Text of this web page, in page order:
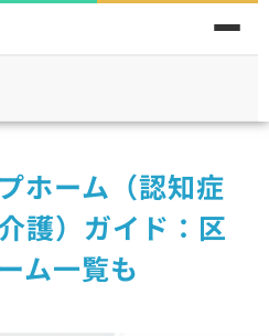
ホーム（認知症
護）ガイド：区
ム一覧も